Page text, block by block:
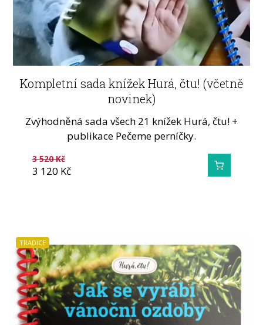
Kompletní sada knížek Hurá, čtu! (včetně
novinek)
Zvýhodněná sada všech 21 knížek Hurá, čtu! +
publikace Pečeme perníčky.
3 520Kč
3 120 Kč
TRADICE